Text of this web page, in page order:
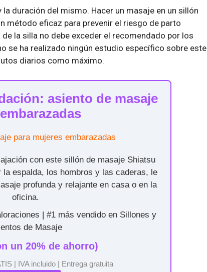
duración del mismo. Hacer un masaje en un sillón
método eficaz para prevenir el riesgo de parto
la silla no debe exceder el recomendado por los
se ha realizado ningún estudio específico sobre este
diarios como máximo.
asiento de masaje
con este sillón de masaje Shiatsu
espalda, los hombros y las caderas, le
profunda y relajante en casa o en la
oficina.
| #1 más vendido en Sillones y
de Masaje
un 20% de ahorro)
| IVA incluido | Entrega gratuita